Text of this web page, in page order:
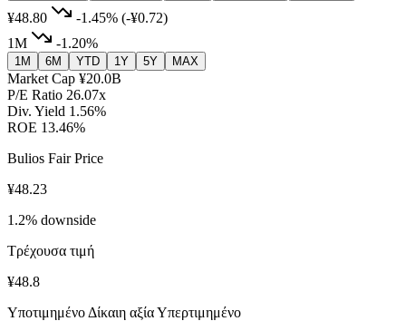
¥48.80 -1.45% (-¥0.72)
1M
-1.20%
1M 6M YTD 1Y 5Y MAX
Market Cap ¥20.0B
P/E Ratio 26.07x
Div. Yield 1.56%
ROE 13.46%
Bulios Fair Price
¥48.23
1.2% downside
Τρέχουσα τιμή
¥48.8
Υποτιμημένο Δίκαιη αξίαΥπερτιμημένο